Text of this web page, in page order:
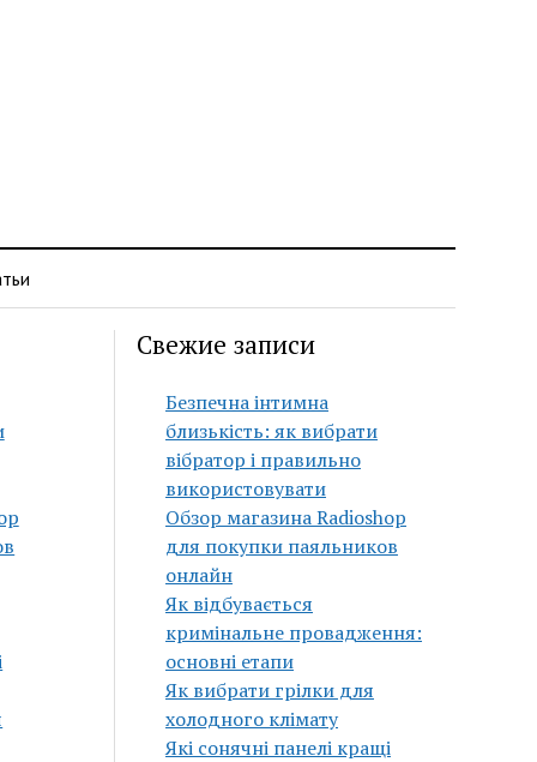
Свежие записи
Безпечна інтимна
близькість: як вибрати
вібратор і правильно
використовувати
Обзор магазина Radioshop
для покупки паяльников
онлайн
Як відбувається
кримінальне провадження:
основні етапи
Як вибрати грілки для
холодного клімату
Які сонячні панелі кращі